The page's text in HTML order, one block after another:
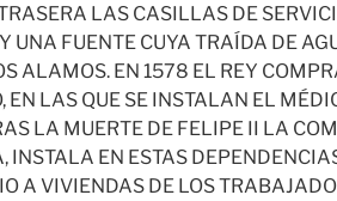
LAS CASILLAS DE
UNA FUENTE CUYA TRAÍDA DE
ALAMOS. EN 1578 EL REY
EN LAS QUE SE INSTALAN EL
LA MUERTE DE FELIPE II LA
EN ESTAS
A VIVIENDAS DE LOS